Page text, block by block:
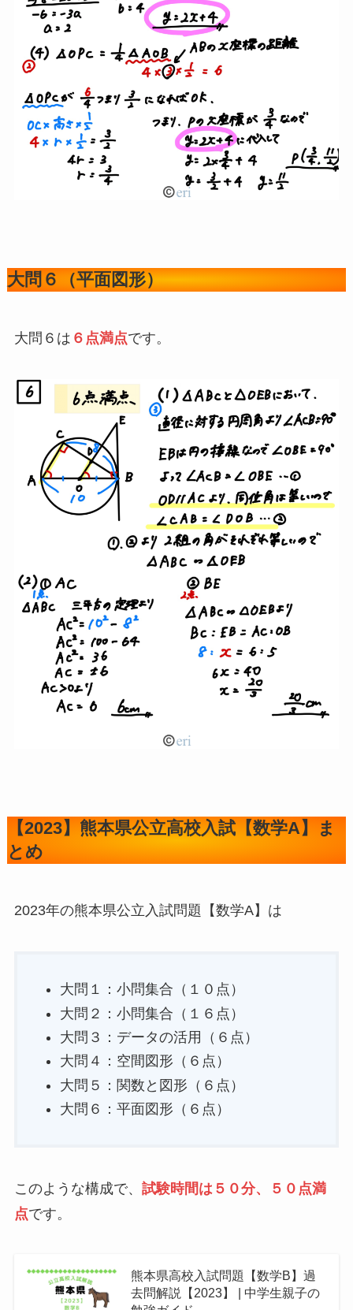
大問６（平面図形）
大問６は ６点満点です。
【2023】熊本県公立高校入試【数学A】ま
とめ
2023年の熊本県公立入試問題【数学A】は
大問１：小問集合（１０点）
大問２：小問集合（１６点）
大問３：データの活用（６点）
大問４：空間図形（６点）
大問５：関数と図形（６点）
大問６：平面図形（６点）
このような構成で、 試験時間は５０分、５０点満
点です。
熊本県高校入試問題【数学B】過
去問解説【2023】 | 中学生親子の